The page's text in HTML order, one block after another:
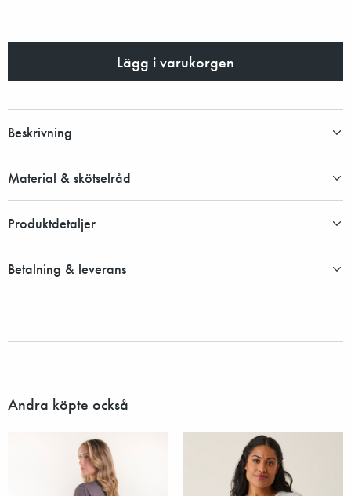
Lägg i varukorgen
Beskrivning
Material & skötselråd
Produktdetaljer
Betalning & leverans
Andra köpte också